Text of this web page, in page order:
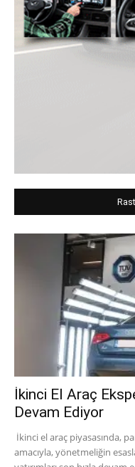
İkinci El Araç
Devam Ediyor
İkinci el araç piyasasında,
amacıyla, yönetmeliğin